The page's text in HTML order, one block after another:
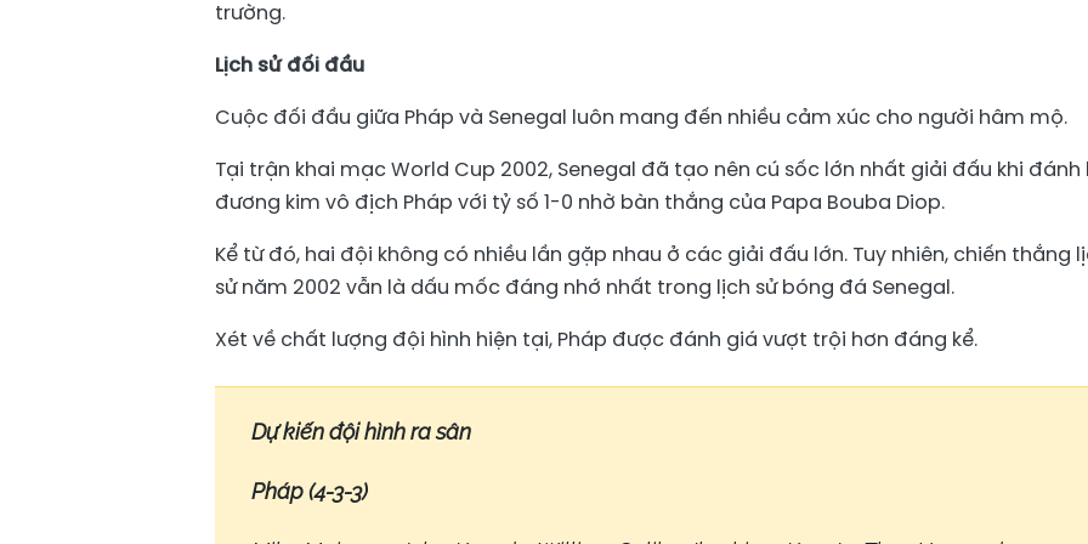
trường.
Lịch sử đối đầu
Cuộc đối đầu giữa Pháp và Senegal luôn mang đến nhiều cảm xúc cho người hâm mộ.
Tại trận khai mạc World Cup 2002, Senegal đã tạo nên cú sốc lớn nhất giải đấu khi đánh
đương kim vô địch Pháp với tỷ số 1-0 nhờ bàn thắng của Papa Bouba Diop.
Kể từ đó, hai đội không có nhiều lần gặp nhau ở các giải đấu lớn. Tuy nhiên, chiến thắng
sử năm 2002 vẫn là dấu mốc đáng nhớ nhất trong lịch sử bóng đá Senegal.
Xét về chất lượng đội hình hiện tại, Pháp được đánh giá vượt trội hơn đáng kể.
Dự kiến đội hình ra sân
Pháp (4-3-3)